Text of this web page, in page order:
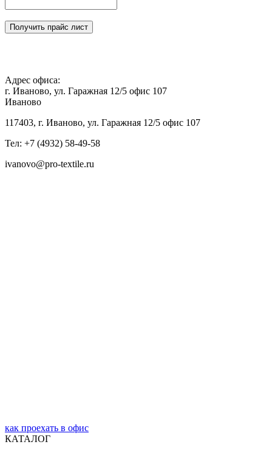
Получить прайс лист
Адрес офиса:
г. Иваново, ул. Гаражная 12/5 офис 107
Иваново
117403, г. Иваново, ул. Гаражная 12/5 офис 107
Тел: +7 (4932) 58-49-58
ivanovo@pro-textile.ru
как проехать в офис
КАТАЛОГ